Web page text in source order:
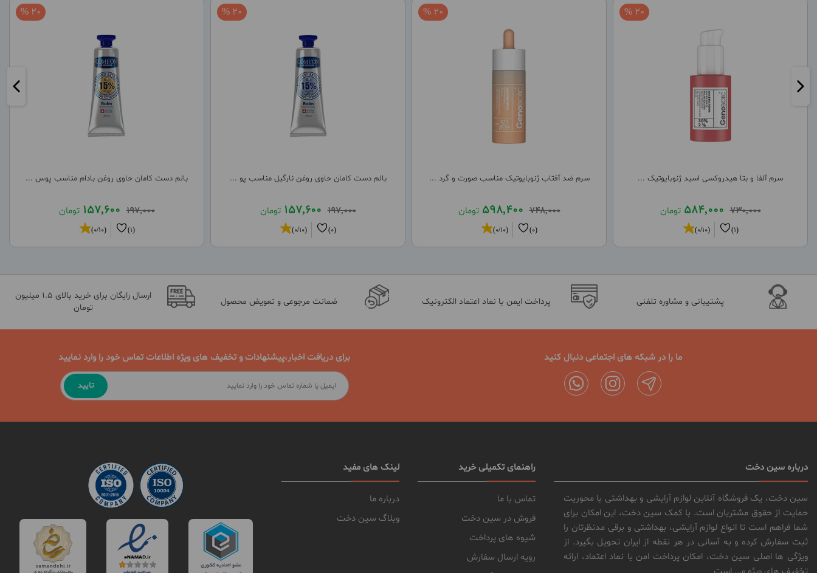
بالم دست کامان حاوی روغن بادام مناسب پوس ...
197,000
157,600 تومان
20 %
(1)
(0/10)
بالم دست کامان حاوی روغن نارگیل مناسب پو ...
197,000
157,600 تومان
20 %
(0)
(0/10)
سرم ضد آفتاب ژنوبایوتیک مناسب صورت و گرد ...
748,000
598,400 تومان
20 %
(0)
(0/10)
سرم آلفا و بتا هیدروکسی اسید ژنوبایوتیک ...
730,000
584,000 تومان
20 %
(1)
(0/10)
پشتیبانی و مشاوره تلفنی پرداخت ایمن با نماد اعتماد الکترونیک ضمانت مرجوعی و تعویض محصول
ارسال رایگان برای خرید بالای 1.5 میلیون
تومان
ما را در شبکه های اجتماعی دنبال کنید برای دریافت اخبار،پیشنهادات و تخفیف های ویژه اطلاعات تماس خود را وارد نمایید
تایید
درباره سین دخت
سین دخت، یک فروشگاه آنلاین لوازم آرایشی و بهداشتی با محوریت
حمایت از حقوق مشتریان است. با کمک سین دخت، این امکان برای
شما فراهم است تا انواع لوازم آرایشی، بهداشتی و برقی مدنظرتان را
ثبت سفارش کرده و به آسانی در هر نقطه از ایران تحویل بگیرد. از
ویژگی ها اصلی سین دخت، امکان پرداخت امن با نماد اعتماد، ارائه
راهنمای تکمیلی خرید
تماس با ما
فروش در سین دخت
شیوه های پرداخت
رویه ارسال سفارش
لینک های مفید
درباره ما
وبلاگ سین دخت